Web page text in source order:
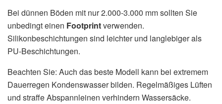
Bei dünnen Böden mit nur 2.000-3.000 mm sollten Sie
unbedingt einen Footprintverwenden.
Silikonbeschichtungen sind leichter und langlebiger als
PU-Beschichtungen.
Beachten Sie: Auch das beste Modell kann bei extremem
Dauerregen Kondenswasser bilden. Regelmäßiges Lüften
und straffe Abspannleinen verhindern Wassersäcke.